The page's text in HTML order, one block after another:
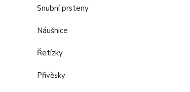
Snubní prsteny
Náušnice
Řetízky
Přívěsky